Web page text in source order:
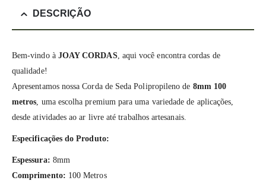
DESCRIÇÃO
Bem-vindo à JOAY CORDAS, aqui você encontra cordas de
qualidade!
Apresentamos nossa Corda de Seda Polipropileno de 8mm 100
metros, uma escolha premium para uma variedade de aplicações,
desde atividades ao ar livre até trabalhos artesanais.
Especificações do Produto:
Espessura: 8mm
Comprimento: 100 Metros